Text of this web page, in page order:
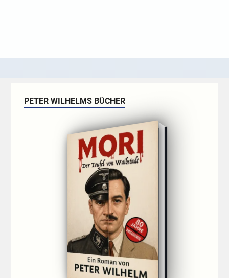
PETER WILHELMS BÜCHER